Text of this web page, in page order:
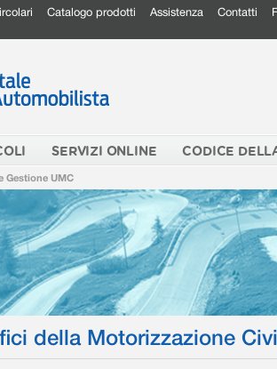
Catalogo prodotti Assistenza Contatti
SERVIZI ONLINE CODICE
Gestione UMC
della Motorizzazione